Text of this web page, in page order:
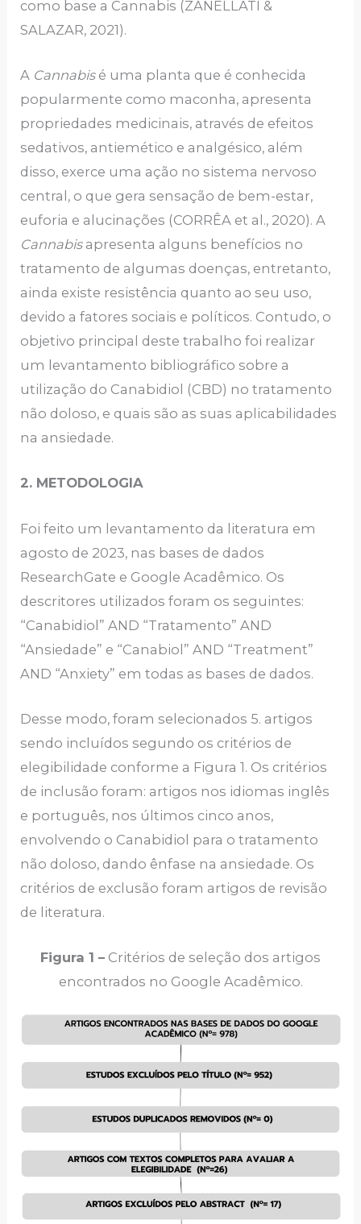
como base a Cannabis (ZANELLATI &
SALAZAR, 2021).
A Cannabis é uma planta que é conhecida
popularmente como maconha, apresenta
propriedades medicinais, através de efeitos
sedativos, antiemético e analgésico, além
disso, exerce uma ação no sistema nervoso
central, o que gera sensação de bem-estar,
euforia e alucinações (CORRÊA et al., 2020). A
Cannabis apresenta alguns benefícios no
tratamento de algumas doenças, entretanto,
ainda existe resistência quanto ao seu uso,
devido a fatores sociais e políticos. Contudo, o
objetivo principal deste trabalho foi realizar
um levantamento bibliográfico sobre a
utilização do Canabidiol (CBD) no tratamento
não doloso, e quais são as suas aplicabilidades
na ansiedade.
2. METODOLOGIA
Foi feito um levantamento da literatura em
agosto de 2023, nas bases de dados
ResearchGate e Google Acadêmico. Os
descritores utilizados foram os seguintes:
“Canabidiol” AND “Tratamento” AND
“Ansiedade” e “Canabiol” AND “Treatment”
AND “Anxiety” em todas as bases de dados.
Desse modo, foram selecionados 5. artigos
sendo incluídos segundo os critérios de
elegibilidade conforme a Figura 1. Os critérios
de inclusão foram: artigos nos idiomas inglês
e português, nos últimos cinco anos,
envolvendo o Canabidiol para o tratamento
não doloso, dando ênfase na ansiedade. Os
critérios de exclusão foram artigos de revisão
de literatura.
Figura 1 – Critérios de seleção dos artigos
encontrados no Google Acadêmico.